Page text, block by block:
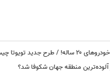
تویوتا چیست؟
منطقه جهان شکوفا شد؟